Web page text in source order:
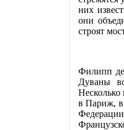
них
они
строят
Филипп
Дуваны
в Париж, в